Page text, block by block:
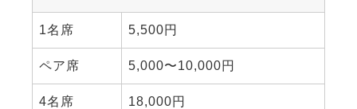
1名席 5,500円
ペア席 5,000〜10,000円
4名席 18,000円